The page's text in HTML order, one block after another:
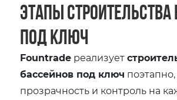
Этапы
под ключ
Fountrade реализует
бассейнов под ключ
прозрачность и контроль на